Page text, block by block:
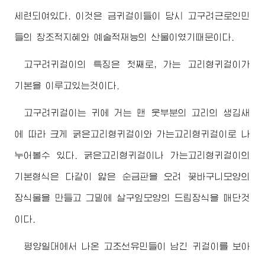
세련되여있다. 이것은 금귀걸이들이 당시 고구려근로인민
들의 창조적지혜와 예술적재능의 산물이였기때문이다.
고구려귀걸이의 특징은 첫째로, 가는 고리형귀걸이가
기본을 이루고있는것이다.
고구려귀걸이는 귀에 거는 맨 웃부분의 고리의 생김새
에 따라 크게 굵은고리형귀걸이와 가는고리형귀걸이로 나
누어볼수 있다. 굵은고리형귀걸이나 가는고리형귀걸이의
기본형식은 다같이 얇은 순금판을 오려 꽃바구니모양의
장식물을 만들고 그밑에 살구잎모양의 드림장식을 매단것
이다.
평양일대에서 나온 고조선유민들이 남긴 귀걸이를 보아